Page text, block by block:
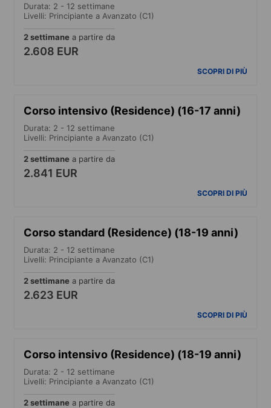
Durata: 2 - 12 settimane
Livelli: Principiante a Avanzato (C1)
2 settimane a partire da
2.608 EUR
SCOPRI DI PIÙ
Corso intensivo (Residence) (16-17 anni)
Durata: 2 - 12 settimane
Livelli: Principiante a Avanzato (C1)
2 settimane a partire da
2.841 EUR
SCOPRI DI PIÙ
Corso standard (Residence) (18-19 anni)
Durata: 2 - 12 settimane
Livelli: Principiante a Avanzato (C1)
2 settimane a partire da
2.623 EUR
SCOPRI DI PIÙ
Corso intensivo (Residence) (18-19 anni)
Durata: 2 - 12 settimane
Livelli: Principiante a Avanzato (C1)
2 settimane a partire da